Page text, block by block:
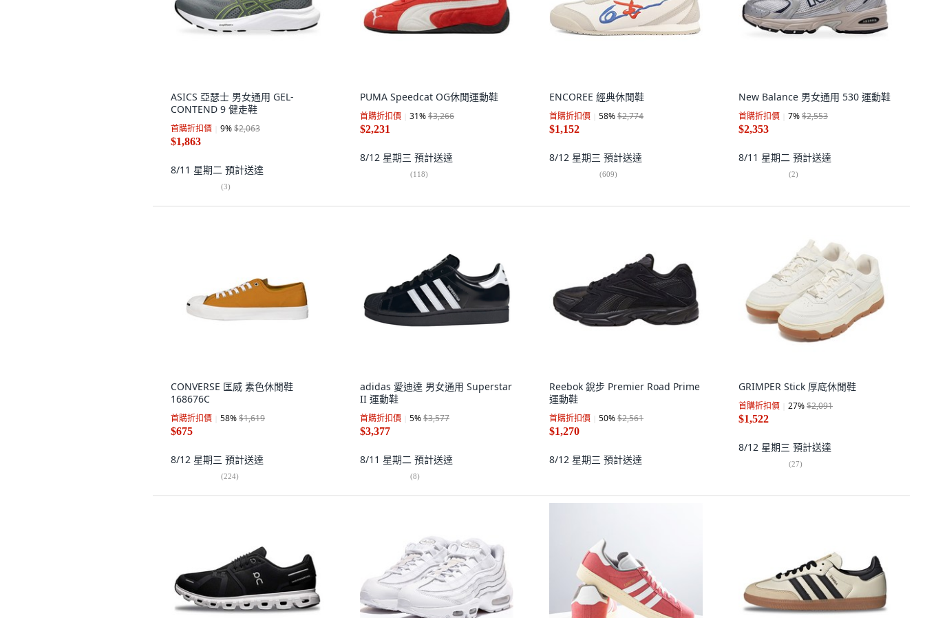
ASICS 亞瑟士 男女通用 GEL-
CONTEND 9 健走鞋
首購折扣價 9%$2,063
$1,863
8/11 星期二 預計送達
(3)
PUMA Speedcat OG休閒運動鞋
首購折扣價 31%$3,266
$2,231
8/12 星期三 預計送達
(118)
ENCOREE 經典休閒鞋
首購折扣價 58%$2,774
$1,152
8/12 星期三 預計送達
(609)
New Balance 男女通用 530 運動鞋
首購折扣價 7%$2,553
$2,353
8/11 星期二 預計送達
(2)
CONVERSE 匡威 素色休閒鞋
168676C
首購折扣價 58%$1,619
$675
8/12 星期三 預計送達
(224)
adidas 愛迪達 男女通用 Superstar
II 運動鞋
首購折扣價 5%$3,577
$3,377
8/11 星期二 預計送達
(8)
Reebok 銳步 Premier Road Prime
運動鞋
首購折扣價 50%$2,561
$1,270
8/12 星期三 預計送達
GRIMPER Stick 厚底休閒鞋
首購折扣價 27%$2,091
$1,522
8/12 星期三 預計送達
(27)